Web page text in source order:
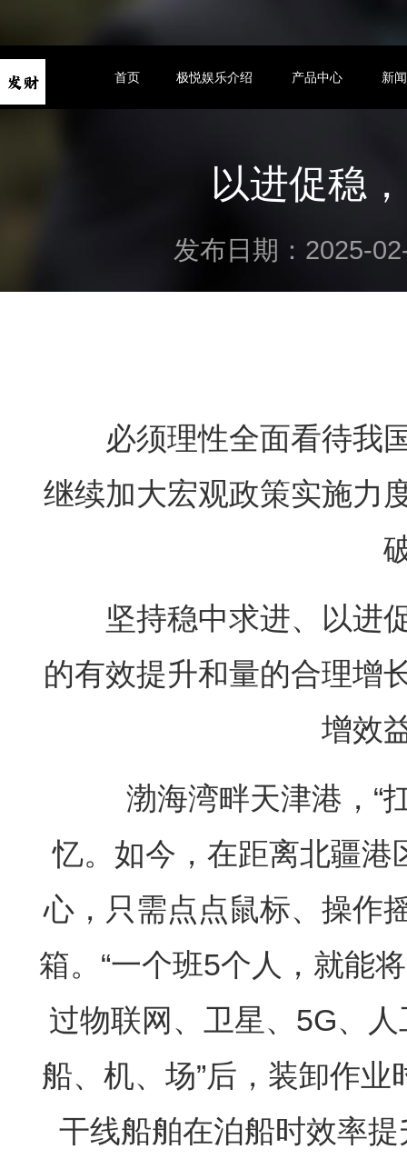
首页 极悦娱乐介绍 产品中心 新
以进促稳
发布日期：2025-
必须理性全面看待我国
继续加大宏观政策实施力
坚持稳中求进、以进促
的有效提升和量的合理增
增效
渤海湾畔天津港，“扛
忆。如今，在距离北疆
心，只需点点鼠标、操作
箱。“一个班5个人，就能
过物联网、卫星、5G、
船、机、场”后，装卸作
干线船舶在泊船时效率